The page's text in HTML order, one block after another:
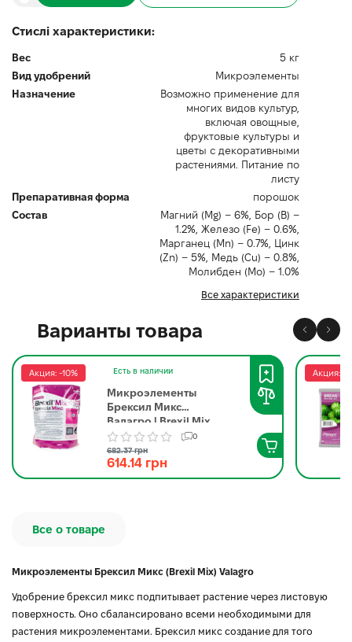
Стислі характеристики:
Вес
5 кг
Вид удобрений
Микроэлементы
Назначение
Возможно применение для
многих видов культур,
включая овощные,
фруктовые культуры и
цветы с декоративными
растениями. Питание по
листу
Препаративная форма
порошок
Состав
Магний (Mg) – 6%, Бор (B) –
1.2%, Железо (Fe) – 0.6%,
Марганец (Mn) – 0.7%, Цинк
(Zn) – 5%, Медь (Cu) – 0.8%,
Молибден (Mo) – 1.0%
Все характеристики
Варианты товара
Акция: -10% Есть в наличии
Микроэлементы
Брексил Микс
Валагро | Brexil Mix
Valagro 1 кг
0
682.37 грн
614.14 грн
Акция: -
Все о товаре
Микроэлементы Брексил Микс (Brexil Mix) Valagro
Удобрение брексил микс подпитывает растение через листовую
поверхность. Оно сбалансировано всеми необходимыми для
растения микроэлементами. Брексил микс создание для того